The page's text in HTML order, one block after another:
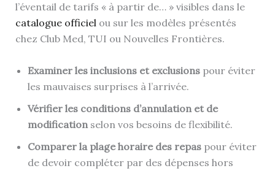
l’éventail de tarifs « à partir de… » visibles dans le
catalogue officielou sur les modèles présentés
chez Club Med, TUI ou Nouvelles Frontières.
Examiner les inclusions et exclusionspour éviter
les mauvaises surprises à l’arrivée.
Vérifier les conditions d’annulation et de
modificationselon vos besoins de flexibilité.
Comparer la plage horaire des repaspour éviter
de devoir compléter par des dépenses hors